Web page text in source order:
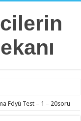
Föyü Test – 1 – 20soru